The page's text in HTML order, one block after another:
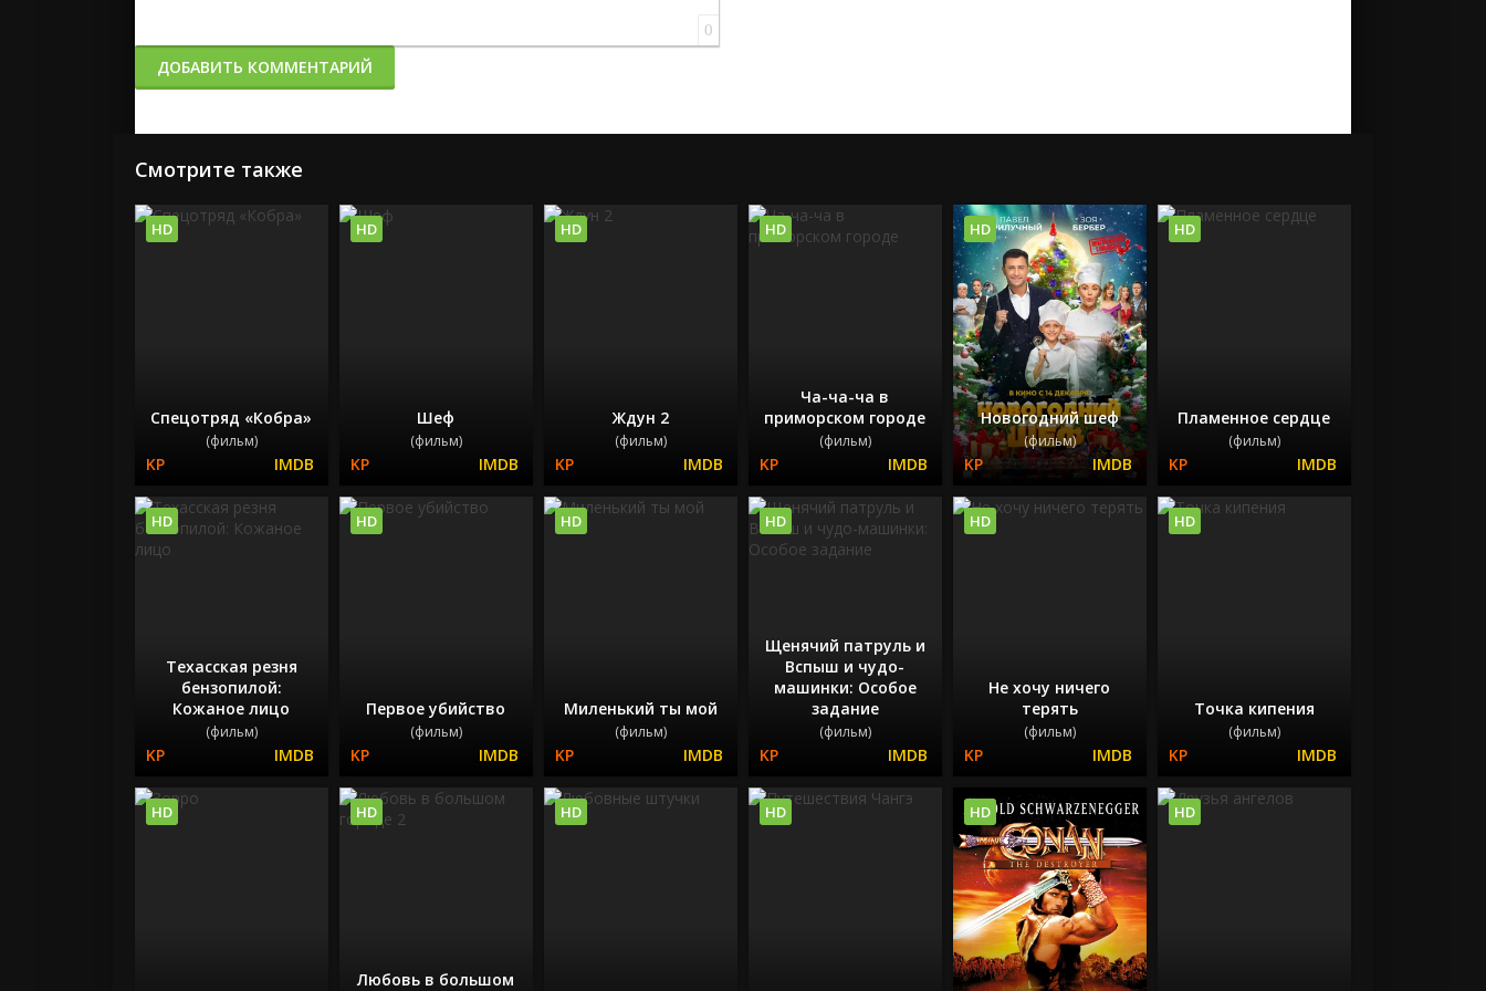
0
ДОБАВИТЬ КОММЕНТАРИЙ
Смотрите также
Спецотряд «Кобра»
(фильм)
HD
Шеф
(фильм)
HD
Ждун 2
(фильм)
HD
Ча-ча-ча в
приморском городе
(фильм)
HD
Новогодний шеф
(фильм)
HD
Пламенное сердце
(фильм)
HD
Техасская резня
бензопилой:
Кожаное лицо
(фильм)
HD
Первое убийство
(фильм)
HD
Миленький ты мой
(фильм)
HD
Щенячий патруль и
Вспыш и чудо-
машинки: Особое
задание
(фильм)
HD
Не хочу ничего
терять
(фильм)
HD
Точка кипения
(фильм)
HD
HD
Любовь в большом
HD HD HD HD HD